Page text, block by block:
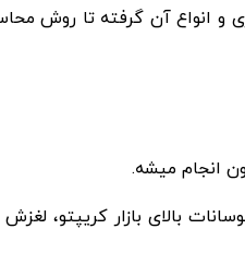
انواع آن گرفته تا روش
انجام میشه.
بالای بازار کریپتو،